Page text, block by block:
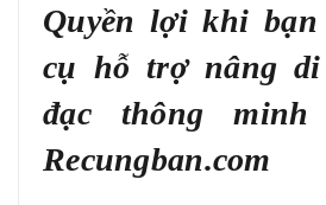
Quyền lợi khi bạn
cụ hỗ trợ nâng di
đạc thông minh
Recungban.com